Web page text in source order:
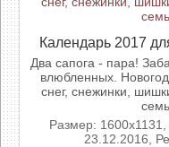
Календарь 2017
Два сапога - пара!
влюбленных.
снег, снежинки,
Размер: 1600x1131,
23.12.2016,